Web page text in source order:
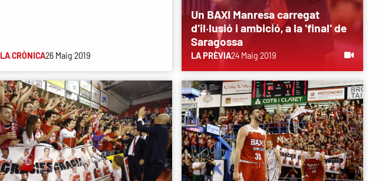
LA CRÒNICA26 Maig 2019
Un BAXI Manresa carregat
d'il·lusió i ambició, a la 'final' de
Saragossa
LA PRÈVIA24 Maig 2019